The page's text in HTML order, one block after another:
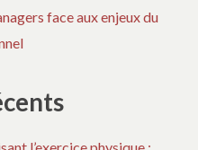
face aux enjeux du